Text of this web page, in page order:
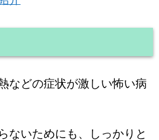
などの症状が激しい怖い病
ないためにも、しっかりと